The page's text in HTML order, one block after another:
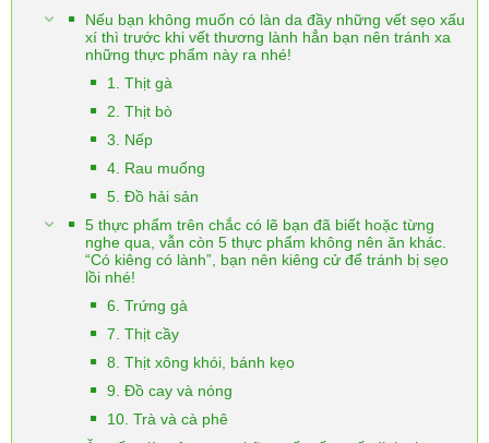
Nếu bạn không muốn có làn da đầy những vết sẹo xấu
xí thì trước khi vết thương lành hẳn bạn nên tránh xa
những thực phẩm này ra nhé!
1. Thịt gà
2. Thịt bò
3. Nếp
4. Rau muống
5. Đồ hải sản
5 thực phẩm trên chắc có lẽ bạn đã biết hoặc từng
nghe qua, vẫn còn 5 thực phẩm không nên ăn khác.
“Có kiêng có lành”, bạn nên kiêng cử để tránh bị sẹo
lồi nhé!
6. Trứng gà
7. Thịt cầy
8. Thịt xông khói, bánh kẹo
9. Đồ cay và nóng
10. Trà và cà phê